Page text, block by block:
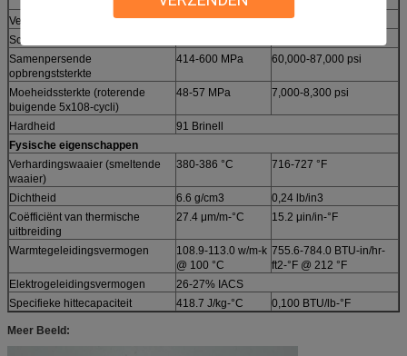
Verlenging
7%
Scheerbeurtsterkte
Samenpersende
opbrengststerkte
414-600 MPa 60,000-87,000 psi
Moeheidssterkte (roterende
buigende 5x108-cycli)
48-57 MPa 7,000-8,300 psi
Hardheid
91 Brinell
Fysische eigenschappen
Verhardingswaaier (smeltende
waaier)
380-386 °C 716-727 °F
Dichtheid 6.6 g/cm3
0,24 lb/in3
Coëfficiënt van thermische
uitbreiding
27.4 μm/m-°C 15.2 μin/in-°F
Warmtegeleidingsvermogen
108.9-113.0 w/m-k
@ 100 °C
755.6-784.0 BTU-in/hr-
ft2-°F @ 212 °F
Elektrogeleidingsvermogen
26-27% IACS
Specifieke hittecapaciteit
418.7 J/kg-°C 0,100 BTU/lb-°F
Meer Beeld: